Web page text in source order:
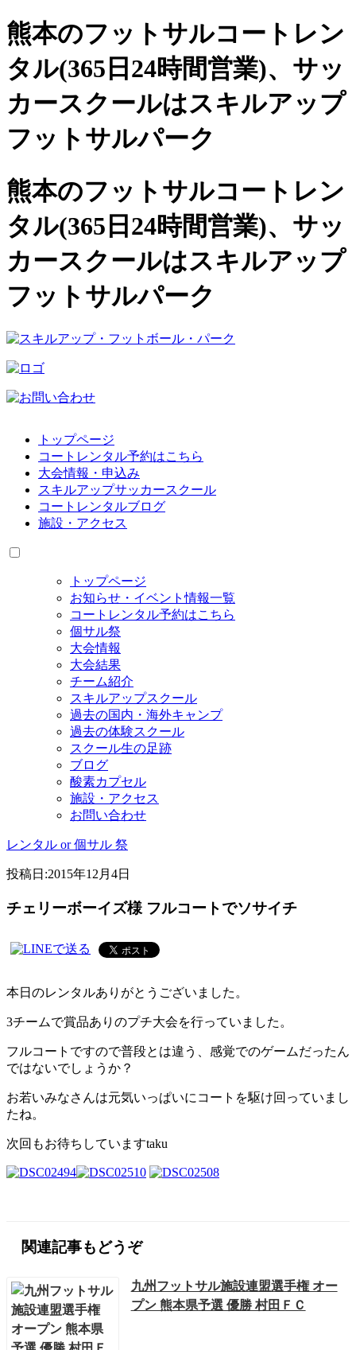
熊本のフットサルコートレン
タル(365日24時間営業)、 サッ
カースクールはスキルアップ
フットサルパーク
熊本のフットサルコートレン
タル(365日24時間営業)、サッ
カースクールはスキルアップ
フットサルパーク
トップページ
コートレンタル予約はこちら
大会情報・申込み
スキルアップサッカースクール
コートレンタルブログ
施設・アクセス
トップページ
お知らせ・イベント情報一覧
コートレンタル予約はこちら
個サル祭
大会情報
大会結果
チーム紹介
スキルアップスクール
過去の国内・海外キャンプ
過去の体験スクール
スクール生の足跡
ブログ
酸素カプセル
施設・アクセス
お問い合わせ
レンタル or 個サル 祭
投稿日:2015年12月4日
チェリーボーイズ様 フルコートでソサイチ
本日のレンタルありがとうございました。
3チームで賞品ありのプチ大会を行っていました。
フルコートですので普段とは違う、感覚でのゲームだったん
ではないでしょうか？
お若いみなさんは元気いっぱいにコートを駆け回っていまし
たね。
次回もお待ちしていますtaku
関連記事もどうぞ
九州フットサル施設連盟選手権 オー
プン 熊本県予選 優勝 村田ＦＣ